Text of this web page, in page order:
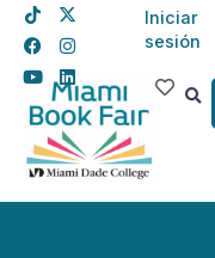
Iniciar
sesión